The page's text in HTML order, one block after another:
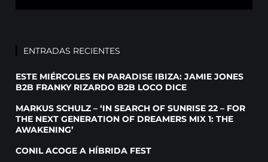
ENTRADAS RECIENTES
ESTE MIÉRCOLES EN PARADISE IBIZA: JAMIE JONES
B2B FRANKY RIZARDO B2B LOCO DICE
MARKUS SCHULZ – ‘IN SEARCH OF SUNRISE 22 – FOR
THE NEXT GENERATION OF DREAMERS MIX 1: THE
AWAKENING’
CONIL ACOGE A HÍBRIDA FEST